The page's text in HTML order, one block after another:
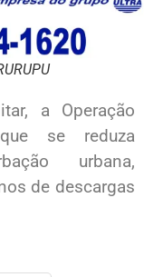
a Operação
se reduza
urbana,
de descargas